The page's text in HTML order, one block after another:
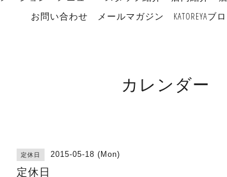
お問い合わせ
メールマガジン KATOREYAブ
カレンダー
定休日 2015-05-18 (Mon)
定休日